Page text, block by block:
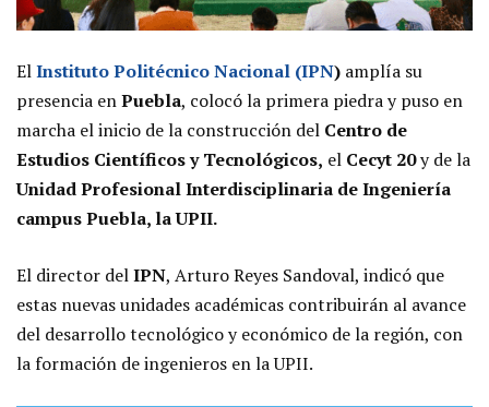
ElInstituto Politécnico Nacional (IPN) amplía su
presencia enPuebla, colocó la primera piedra y puso en
marcha el inicio de la construcción del Centro de
Estudios Científicos y Tecnológicos, el Cecyt 20y de la
Unidad Profesional Interdisciplinaria de Ingeniería
campus Puebla, la UPII.
El director delIPN, Arturo Reyes Sandoval, indicó que
estas nuevas unidades académicas contribuirán al avance
del desarrollo tecnológico y económico de la región, con
la formación de ingenieros en la UPII.